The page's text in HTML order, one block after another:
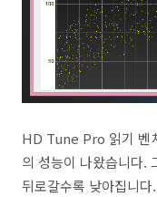
HD Tune Pro 읽기 벤
의 성능이 나왔습니다.
뒤로갈수록 낮아집니